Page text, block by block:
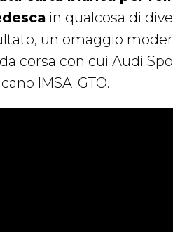
in qualcosa di
un omaggio
da corsa con cui Audi
IMSA-GTO.